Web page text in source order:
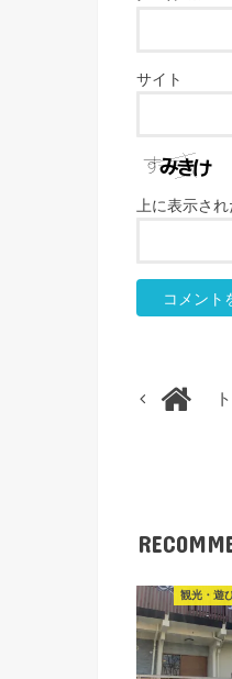
サイト
上に表示さ
観光・遊